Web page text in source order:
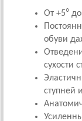
От +5⁰
обуви
сухости
ступней